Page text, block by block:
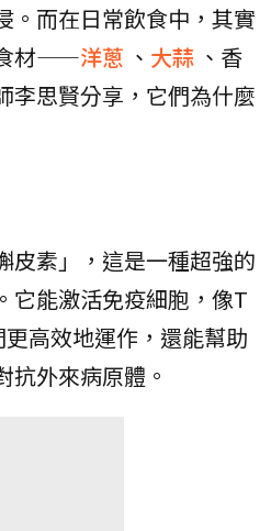
。而在日常飲食中，其實
材——洋蔥 、 大蒜 、香
李思賢分享，它們為什麼
皮素」，這是一種超強的
它能激活免疫細胞，像T
高效地運作，還能幫助
抗外來病原體。